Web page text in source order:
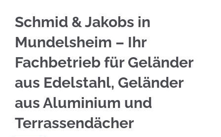
Schmid & Jakobs in
Mundelsheim – Ihr
Fachbetrieb für Geländer
aus Edelstahl, Geländer
aus Aluminium und
Terrassendächer